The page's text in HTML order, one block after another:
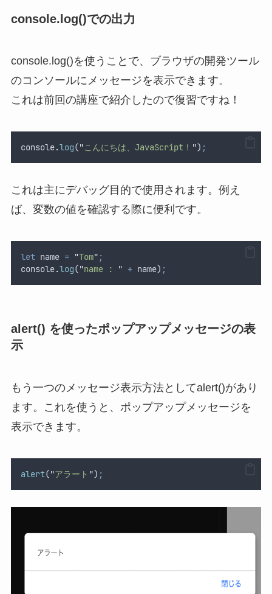
console.log()での出力
console.log()を使うことで、ブラウザの開発ツール
のコンソールにメッセージを表示できます。
これは前回の講座で紹介したので復習ですね！
console.log("こんにちは、JavaScript！ ") ;
これは主にデバッグ目的で使用されます。例え
ば、変数の値を確認する際に便利です。
let name = "Tom" ;
console.log("name : " + name) ;
alert() を使ったポップアップメッセージの表
示
もう一つのメッセージ表示方法としてalert()があり
ます。これを使うと、ポップアップメッセージを
表示できます。
alert("アラート ") ;